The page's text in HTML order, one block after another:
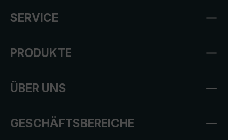
SERVICE
PRODUKTE
ÜBER UNS
GESCHÄFTSBEREICHE